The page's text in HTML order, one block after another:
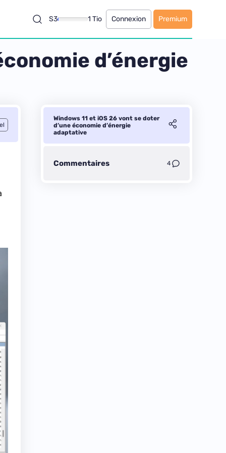
S3 1 Tio Connexion Premium
d’énergie
Windows 11 et iOS 26 vont se doter
d’une économie d’énergie
adaptative
Commentaires 4